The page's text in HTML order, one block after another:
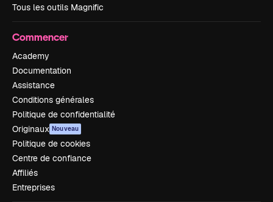
Tous les outils Magnific
Commencer
Academy
Documentation
Assistance
Conditions générales
Politique de confidentialité
Originaux Nouveau
Politique de cookies
Centre de confiance
Affiliés
Entreprises